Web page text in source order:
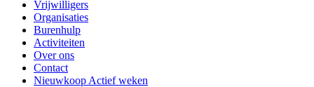
Vrijwilligers
Organisaties
Burenhulp
Activiteiten
Over ons
Contact
Nieuwkoop Actief weken